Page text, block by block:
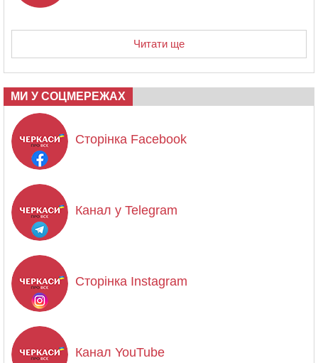
Читати ще
МИ У СОЦМЕРЕЖАХ
Сторінка Facebook
Канал у Telegram
Сторінка Instagram
Канал YouTube